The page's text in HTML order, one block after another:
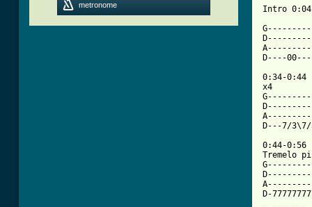
metronome
Intro
D----
0:34-0:44
x4
D---7/
0:44-0:56
Tremelo
D-